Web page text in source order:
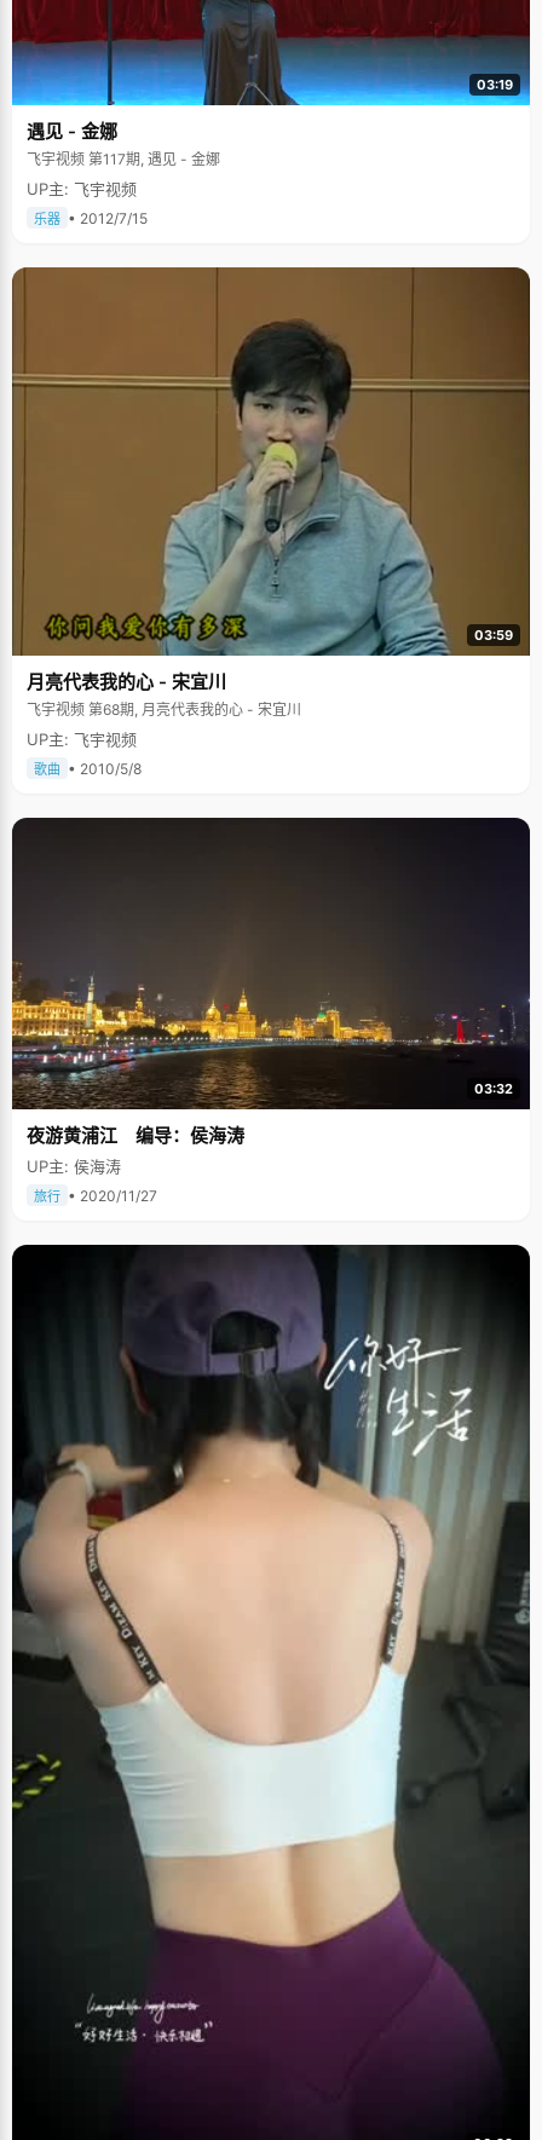
03:19
遇见 - 金娜
飞宇视频 第117期, 遇见 - 金娜
UP主: 飞宇视频
乐器 • 2012/7/15
03:59
月亮代表我的心 - 宋宜川
飞宇视频 第68期, 月亮代表我的心 - 宋宜川
UP主: 飞宇视频
歌曲 • 2010/5/8
03:32
夜游黄浦江 编导：侯海涛
UP主: 侯海涛
旅行 • 2020/11/27